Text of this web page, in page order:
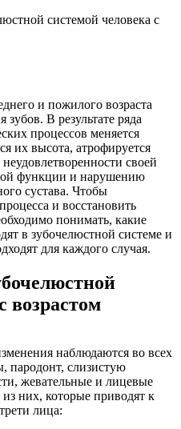
системой человека с
и пожилого возраста
В результате ряда
процессов меняется
их высота, атрофируется
своей
функции и нарушению
сустава. Чтобы
и восстановить
понимать, какие
в зубочелюстной системе и
для каждого случая.
возрастом
наблюдаются во всех
пародонт, слизистую
жевательные и лицевые
них, которые приводят к
лица: